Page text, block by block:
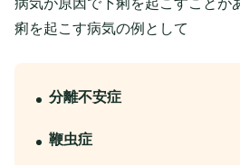
病気が原因で下痢を起こすことが
痢を起こす病気の例として
分離不安症
鞭虫症